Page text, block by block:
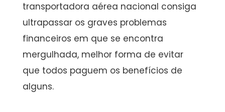
transportadora aérea nacional consiga
ultrapassar os graves problemas
financeiros em que se encontra
mergulhada, melhor forma de evitar
que todos paguem os benefícios de
alguns.